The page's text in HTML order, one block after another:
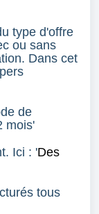
type d'offre
ou sans
Dans cet
de
mois'
Ici : 'Des
tous